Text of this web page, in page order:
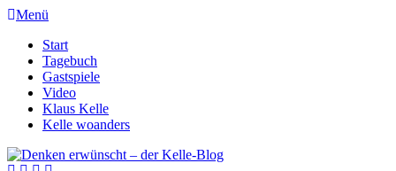
Menü
Start
Tagebuch
Gastspiele
Video
Klaus Kelle
Kelle woanders